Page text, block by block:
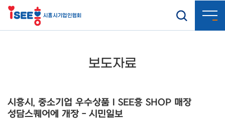
보도자료
시흥시, 중소기업 우수상품 I SEE흥 SHOP 매장
성담스퀘어에 개장 - 시민일보